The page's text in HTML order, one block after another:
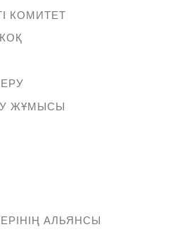
КОМИТЕТ
ЖҰМЫСЫ
АЛЬЯНСЫ